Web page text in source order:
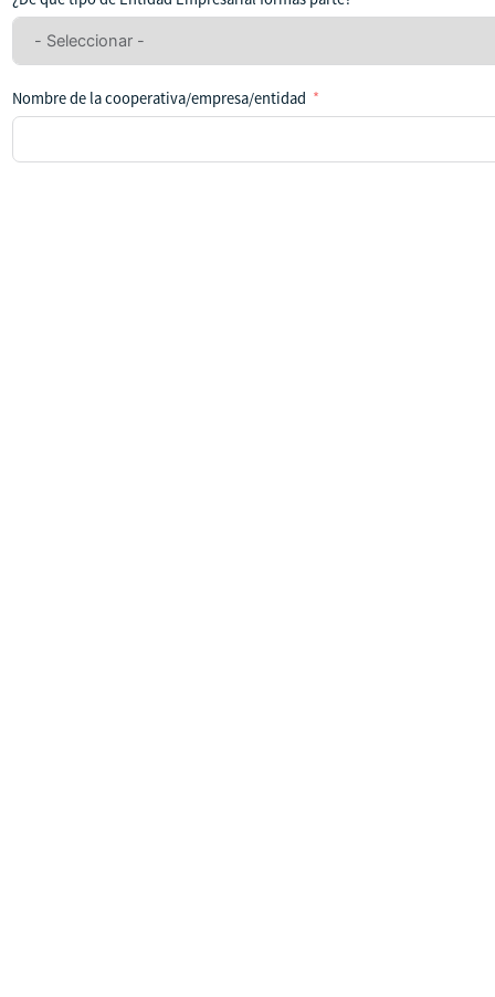
seleccionado
ningún
Nombre de la cooperativa/empresa/entidad